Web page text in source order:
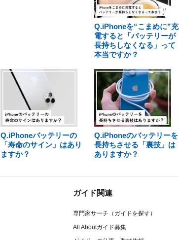
Q.iPhoneを“こまめに”充
電すると「バッテリーが
長持ちしなくなる」って
本当ですか？
Q.iPhoneバッテリーの
「寿命のサイン」はあり
ますか？
Q.iPhoneのバッテリーを
長持ちさせる「裏技」は
ありますか？
ガイド関連
専門家サーチ（ガイドを探す）
All Aboutガイド募集